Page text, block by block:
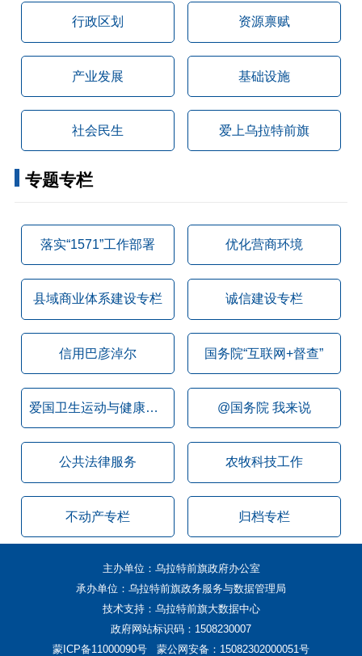
行政区划 资源禀赋
产业发展 基础设施
社会民生 爱上乌拉特前旗
专题专栏
落实“1571”工作部署 优化营商环境
县域商业体系建设专栏 诚信建设专栏
信用巴彦淖尔 国务院“互联网+督查”
爱国卫生运动与健康乌拉特前旗 @国务院 我来说
公共法律服务 农牧科技工作
不动产专栏 归档专栏
主办单位：乌拉特前旗政府办公室
承办单位：乌拉特前旗政务服务与数据管理局
技术支持：乌拉特前旗大数据中心
政府网站标识码：1508230007
蒙ICP备11000090号
蒙公网安备：15082302000051号